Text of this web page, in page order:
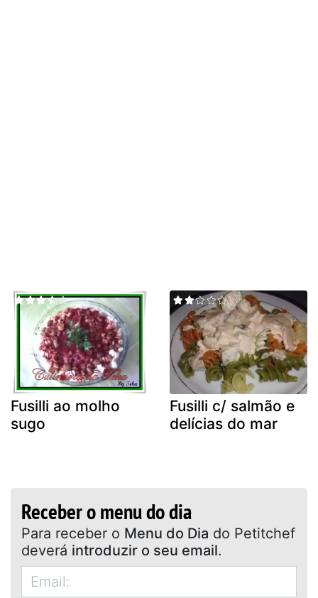
Fusilli ao molho
sugo
Fusilli c/ salmão e
delícias do mar
Receber o menu do dia
Para receber o Menu do Dia do Petitchef
deverá introduzir o seu email.